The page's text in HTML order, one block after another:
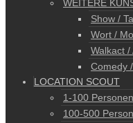
WEITERE
Show /
Wort /
Walkact /
Comedy
LOCATION SCOUT
1-100
100-500